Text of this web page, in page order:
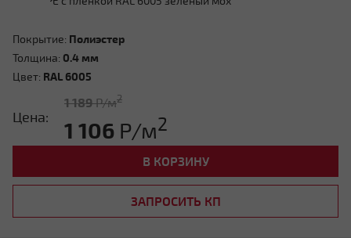
Покрытие: Полиэстер
Толщина: 0.4 мм
Цвет: RAL 6005
Цена:
1 189Р/м2
1 106 Р/м2
В КОРЗИНУ
ЗАПРОСИТЬ КП